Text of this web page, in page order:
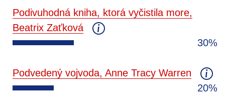
Podivuhodná kniha, ktorá vyčistila more,
Beatrix Zaťková
30%
Podvedený vojvoda, Anne Tracy Warren
20%